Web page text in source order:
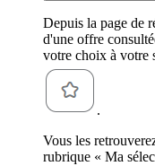
Depuis la page de
d'une offre
votre choix à votre
.
Vous les
rubrique « Ma